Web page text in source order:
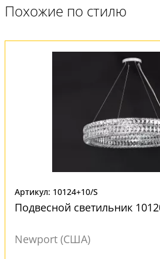
Похожие по стилю
Артикул: 10124+10/S
Подвесной светильник
Newport (США)